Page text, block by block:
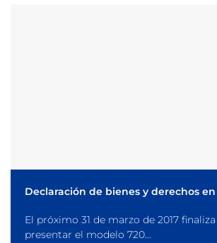
Declaración de bienes y derechos
El próximo 31 de marzo de 2017
presentar el modelo 720...